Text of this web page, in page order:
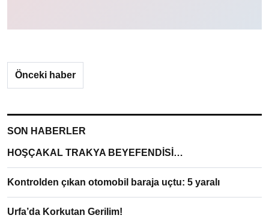
Önceki haber
SON HABERLER
HOŞÇAKAL TRAKYA BEYEFENDİSİ…
Kontrolden çıkan otomobil baraja uçtu: 5 yaralı
Urfa’da Korkutan Gerilim!